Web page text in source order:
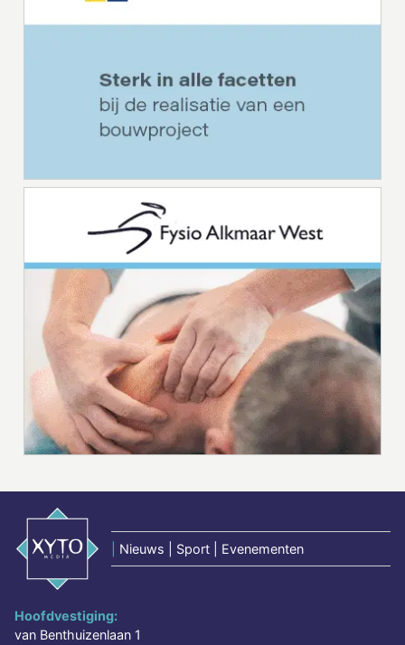
Nieuws | Sport | Evenementen
Hoofdvestiging:
van Benthuizenlaan 1